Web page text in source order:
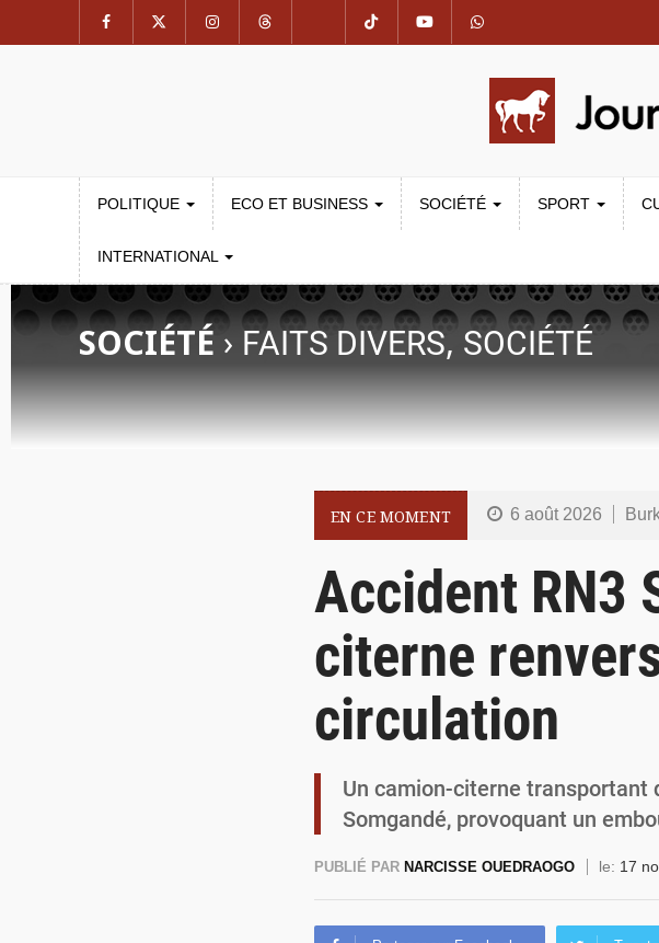
POLITIQUE ECO ET BUSINESS SOCIÉTÉ SPORT
INTERNATIONAL
SOCIÉTÉ › FAITS DIVERS, SOCIÉTÉ
EN CE MOMENT 6 août 2026 Burkina
5 août 2026
4 août 2026
4 août 2026
Accident RN3
citerne
circulation
Un camion-citerne transportant
Somgandé, provoquant un
PUBLIÉ PAR NARCISSE OUEDRAOGO le: 17